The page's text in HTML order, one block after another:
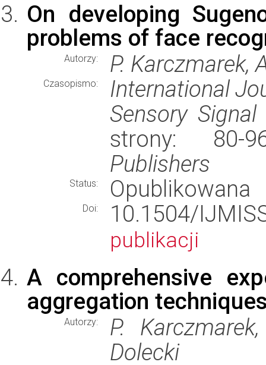
On developing
problems of face
Autorzy: P. Karczmarek,
Czasopismo:
International
Sensory
strony: 80-
Publishers
Status: Opublikowana
Doi: 10.1504/
publikacji
A comprehensive
aggregation
Autorzy:
P.
Dolecki